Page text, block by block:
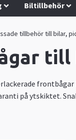
Biltillbehör
tillbehör till bilar,
till
på ytskiktet.